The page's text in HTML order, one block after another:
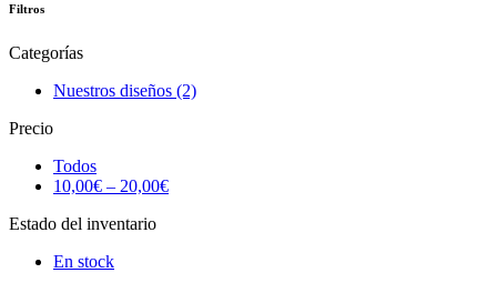
Filtros
Categorías
Nuestros diseños (2)
Precio
Todos
10,00€ – 20,00€
Estado del inventario
En stock